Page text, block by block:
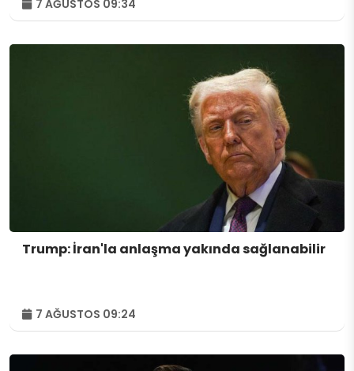
7 AĞUSTOS 09:34
Trump: İran'la anlaşma yakında sağlanabilir
7 AĞUSTOS 09:24